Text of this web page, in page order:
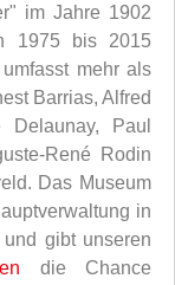
im Jahre 1902
1975 bis 2015
mehr als
Barrias, Alfred
Delaunay, Paul
René Rodin
Das Museum
in
und gibt unseren
die Chance